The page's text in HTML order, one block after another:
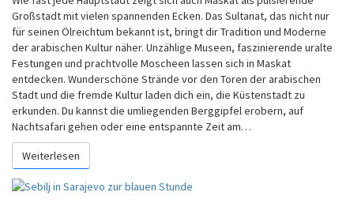
Großstadt mit vielen spannenden Ecken. Das Sultanat, das nicht nur
für seinen Ölreichtum bekannt ist, bringt dir Tradition und Moderne
der arabischen Kultur näher. Unzählige Museen, faszinierende uralte
Festungen und prachtvolle Moscheen lassen sich in Maskat
entdecken. Wunderschöne Strände vor den Toren der arabischen
Stadt und die fremde Kultur laden dich ein, die Küstenstadt zu
erkunden. Du kannst die umliegenden Berggipfel erobern, auf
Nachtsafari gehen oder eine entspannte Zeit am…
Weiterlesen